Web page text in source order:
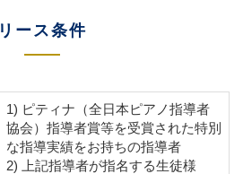
リース条件
1) ピティナ（全日本ピアノ指導者
協会）指導者賞等を受賞された特別
な指導実績をお持ちの指導者
2) 上記指導者が指名する生徒様